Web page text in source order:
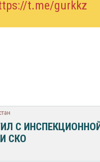
t.me/gurkkz
С
СКО